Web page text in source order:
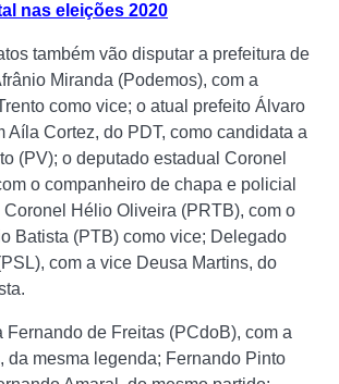
nas eleições 2020
também vão disputar a prefeitura de
Miranda (Podemos), com a
como vice; o atual prefeito Álvaro
Aíla Cortez, do PDT, como candidata a
(PV); o deputado estadual Coronel
o companheiro de chapa e policial
Hélio Oliveira (PRTB), com o
Batista (PTB) como vice; Delegado
com a vice Deusa Martins, do
Fernando de Freitas (PCdoB), com a
da mesma legenda; Fernando Pinto